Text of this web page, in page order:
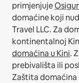
primjenjuje
domaćine koji
Travel LLC.Za
kontinentalnoj
domaćina u Kini.
prebivališta ili
Zaštita